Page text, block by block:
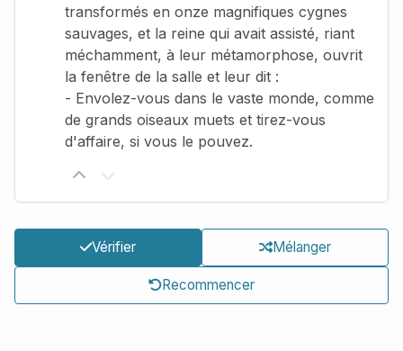
transformés en onze magnifiques cygnes
sauvages, et la reine qui avait assisté, riant
méchamment, à leur métamorphose, ouvrit
la fenêtre de la salle et leur dit :
- Envolez-vous dans le vaste monde, comme
de grands oiseaux muets et tirez-vous
d'affaire, si vous le pouvez.
Vérifier Mélanger
Recommencer